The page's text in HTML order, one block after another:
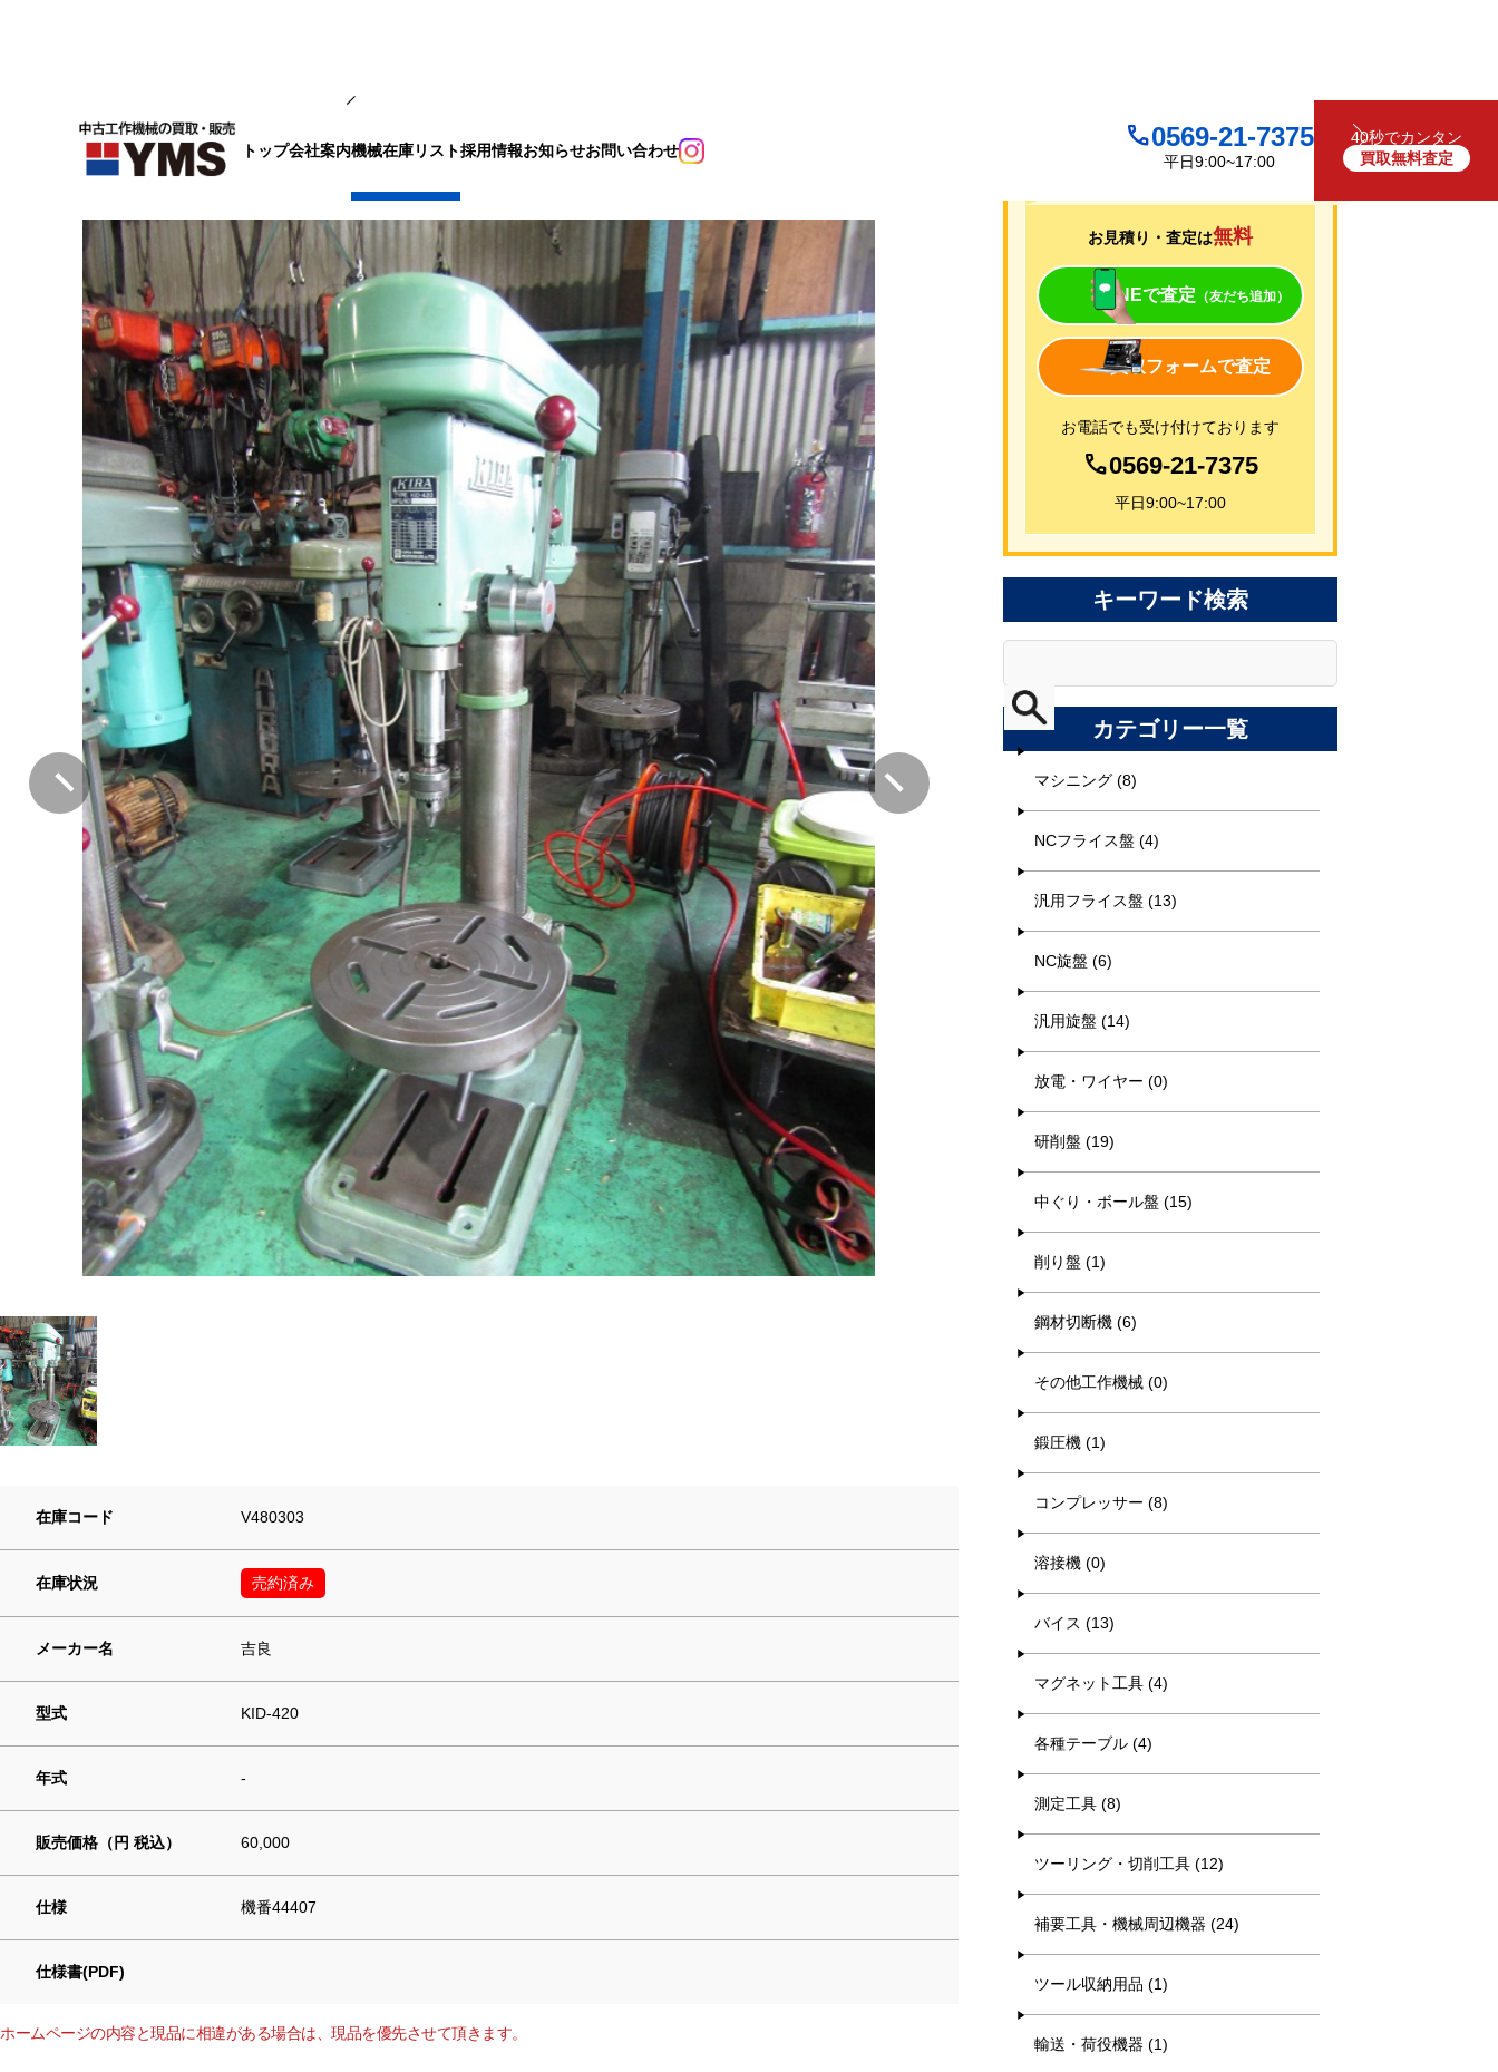
トップ会社案内機械在庫リスト採用情報お知らせお問い合わせ 0569-21-7375
平日9:00~17:00
40秒でカンタン
買取無料査定
卓上ボール盤
在庫コード V480303
在庫状況 売約済み
メーカー名 吉良
型式 KID-420
年式 -
販売価格（円 税込） 60,000
仕様 機番44407
仕様書(PDF)
ホームページの内容と現品に相違がある場合は、現品を優先させて頂きます。
買取について
お見積り・査定は無料
LINEで査定 （友だち追加）
買取フォームで査定
お電話でも受け付けております
0569-21-7375
平日9:00~17:00
キーワード検索
カテゴリー一覧
マシニング (8)
NCフライス盤 (4)
汎用フライス盤 (13)
NC旋盤 (6)
汎用旋盤 (14)
放電・ワイヤー (0)
研削盤 (19)
中ぐり・ボール盤 (15)
削り盤 (1)
鋼材切断機 (6)
その他工作機械 (0)
鍛圧機 (1)
コンプレッサー (8)
溶接機 (0)
バイス (13)
マグネット工具 (4)
各種テーブル (4)
測定工具 (8)
ツーリング・切削工具 (12)
補要工具・機械周辺機器 (24)
ツール収納用品 (1)
輸送・荷役機器 (1)